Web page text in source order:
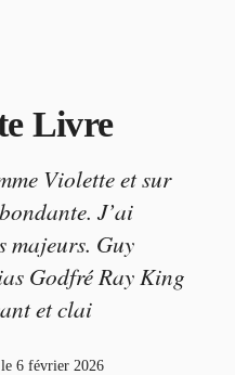
Livre
Violette et sur
J’ai
majeurs. Guy
Godfré Ray King
et clai
6 février 2026